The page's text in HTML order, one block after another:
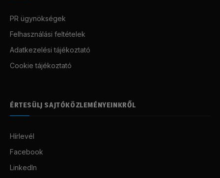
PR ügynökségek
Felhasználási feltételek
Adatkezelési tájékoztató
Cookie tájékoztató
ÉRTESÜLJ SAJTÓKÖZLEMÉNYEINKRŐL
Hírlevél
Facebook
LinkedIn